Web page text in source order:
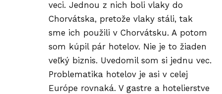
veci. Jednou z nich boli vlaky do
Chorvátska, pretože vlaky stáli, tak
sme ich použili v Chorvátsku. A potom
som kúpil pár hotelov. Nie je to žiaden
veľký biznis. Uvedomil som si jednu vec.
Problematika hotelov je asi v celej
Európe rovnaká. V gastre a hotelierstve